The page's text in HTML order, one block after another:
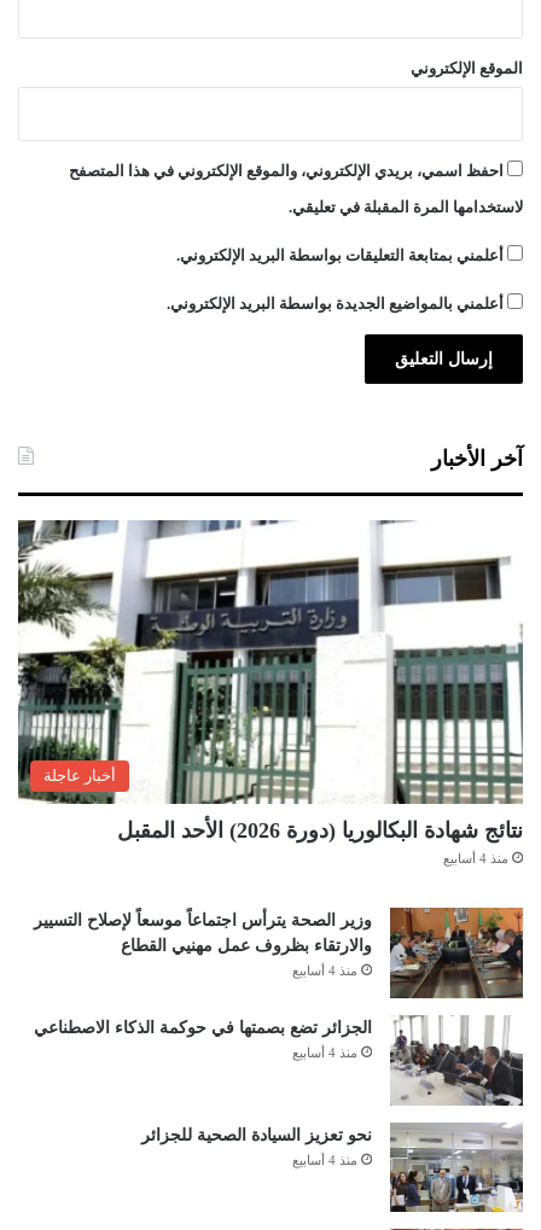
الموقع الإلكتروني
احفظ اسمي، بريدي الإلكتروني، والموقع الإلكتروني في هذا المتصفح
لاستخدامها المرة المقبلة في تعليقي.
أعلمني بمتابعة التعليقات بواسطة البريد الإلكتروني.
أعلمني بالمواضيع الجديدة بواسطة البريد الإلكتروني.
آخر الأخبار
أخبار عاجلة
نتائج شهادة البكالوريا (دورة 2026) الأحد المقبل
منذ 4 أسابيع
وزير الصحة يترأس اجتماعاً موسعاً لإصلاح التسيير
والارتقاء بظروف عمل مهنيي القطاع
منذ 4 أسابيع
الجزائر تضع بصمتها في حوكمة الذكاء الاصطناعي
منذ 4 أسابيع
نحو تعزيز السيادة الصحية للجزائر
منذ 4 أسابيع